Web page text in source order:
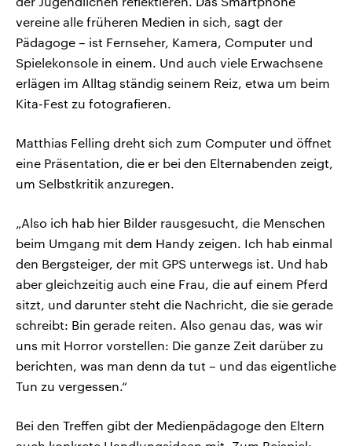
vereine alle früheren Medien in sich, sagt der
Pädagoge – ist Fernseher, Kamera, Computer und
Spielekonsole in einem. Und auch viele Erwachsene
erlägen im Alltag ständig seinem Reiz, etwa um beim
Kita-Fest zu fotografieren.
Matthias Felling dreht sich zum Computer und öffnet
eine Präsentation, die er bei den Elternabenden zeigt,
um Selbstkritik anzuregen.
„Also ich hab hier Bilder rausgesucht, die Menschen
beim Umgang mit dem Handy zeigen. Ich hab einmal
den Bergsteiger, der mit GPS unterwegs ist. Und hab
aber gleichzeitig auch eine Frau, die auf einem Pferd
sitzt, und darunter steht die Nachricht, die sie gerade
schreibt: Bin gerade reiten. Also genau das, was wir
uns mit Horror vorstellen: Die ganze Zeit darüber zu
berichten, was man denn da tut – und das eigentliche
Tun zu vergessen.“
Bei den Treffen gibt der Medienpädagoge den Eltern